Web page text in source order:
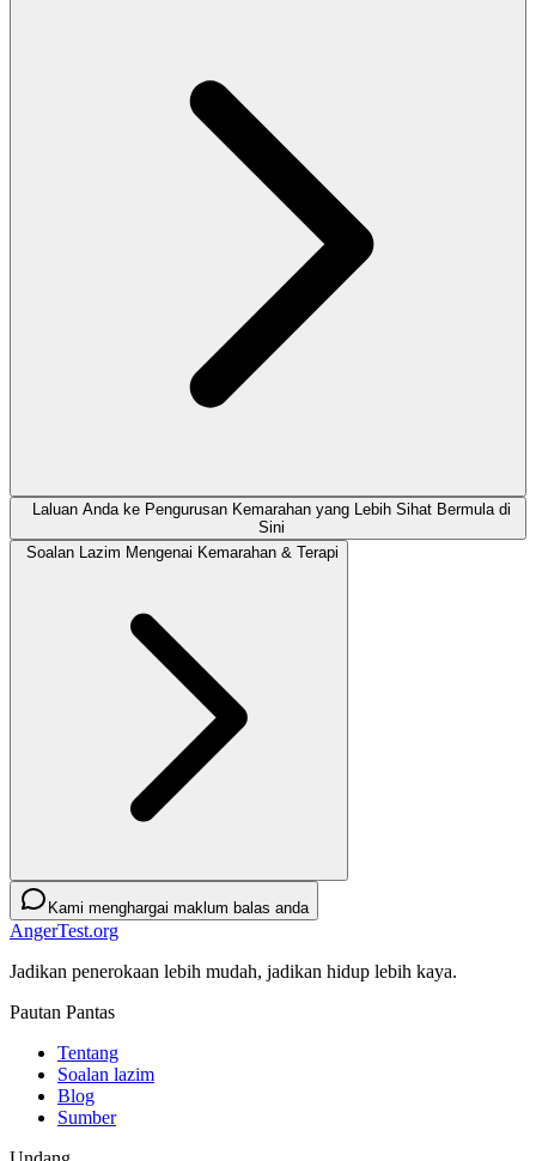
Laluan Anda ke Pengurusan Kemarahan yang Lebih Sihat Bermula di
Sini
Soalan Lazim Mengenai Kemarahan & Terapi
Kami menghargai maklum balas anda
AngerTest.org
Jadikan penerokaan lebih mudah, jadikan hidup lebih kaya.
Pautan Pantas
Tentang
Soalan lazim
Blog
Sumber